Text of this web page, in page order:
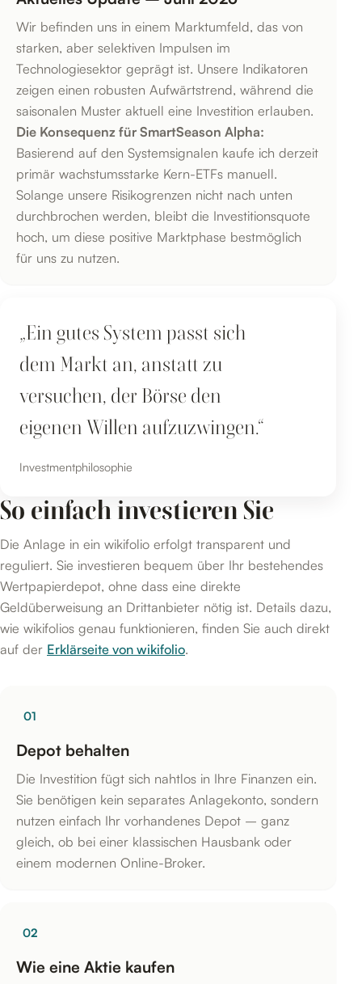
Wir befinden uns in einem Marktumfeld, das von
starken, aber selektiven Impulsen im
Technologiesektor geprägt ist. Unsere Indikatoren
zeigen einen robusten Aufwärtstrend, während die
saisonalen Muster aktuell eine Investition erlauben.
Die Konsequenz für SmartSeason Alpha:
Basierend auf den Systemsignalen kaufe ich derzeit
primär wachstumsstarke Kern-ETFs manuell.
Solange unsere Risikogrenzen nicht nach unten
durchbrochen werden, bleibt die Investitionsquote
hoch, um diese positive Marktphase bestmöglich
für uns zu nutzen.
„Ein gutes System passt sich
dem Markt an, anstatt zu
versuchen, der Börse den
eigenen Willen aufzuzwingen.“
Investmentphilosophie
So einfach investieren Sie
Die Anlage in ein wikifolio erfolgt transparent und
reguliert. Sie investieren bequem über Ihr bestehendes
Wertpapierdepot, ohne dass eine direkte
Geldüberweisung an Drittanbieter nötig ist. Details dazu,
wie wikifolios genau funktionieren, finden Sie auch direkt
auf der Erklärseite von wikifolio.
01
Depot behalten
Die Investition fügt sich nahtlos in Ihre Finanzen ein.
Sie benötigen kein separates Anlagekonto, sondern
nutzen einfach Ihr vorhandenes Depot – ganz
gleich, ob bei einer klassischen Hausbank oder
einem modernen Online-Broker.
02
Wie eine Aktie kaufen